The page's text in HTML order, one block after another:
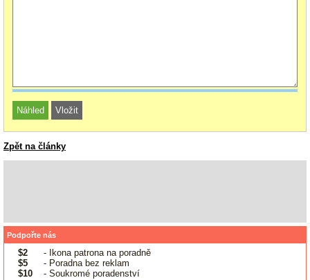
Zpět na články
Podpořte nás
$2
- Ikona patrona na poradně
$5
- Poradna bez reklam
$10
- Soukromé poradenství